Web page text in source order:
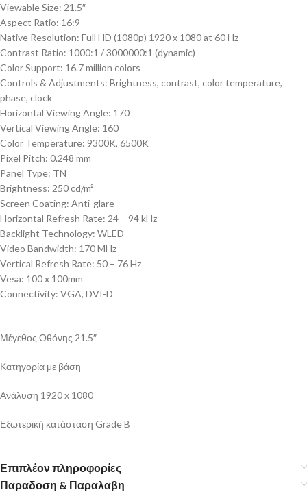
Viewable Size: 21.5″
Aspect Ratio: 16:9
Native Resolution: Full HD (1080p) 1920 x 1080 at 60 Hz
Contrast Ratio: 1000:1 / 3000000:1 (dynamic)
Color Support: 16.7 million colors
Controls & Adjustments: Brightness, contrast, color temperature,
phase, clock
Horizontal Viewing Angle: 170
Vertical Viewing Angle: 160
Color Temperature: 9300K, 6500K
Pixel Pitch: 0.248 mm
Panel Type: TN
Brightness: 250 cd/m²
Screen Coating: Anti-glare
Horizontal Refresh Rate: 24 – 94 kHz
Backlight Technology: WLED
Video Bandwidth: 170 MHz
Vertical Refresh Rate: 50 – 76 Hz
Vesa: 100 x 100mm
Connectivity: VGA, DVI-D
——————————————-
Μέγεθος Οθόνης 21.5″
Κατηγορία με βάση
Ανάλυση 1920 x 1080
Εξωτερική κατάσταση Grade B
Επιπλέον πληροφορίες
Παραδοση & Παραλαβη